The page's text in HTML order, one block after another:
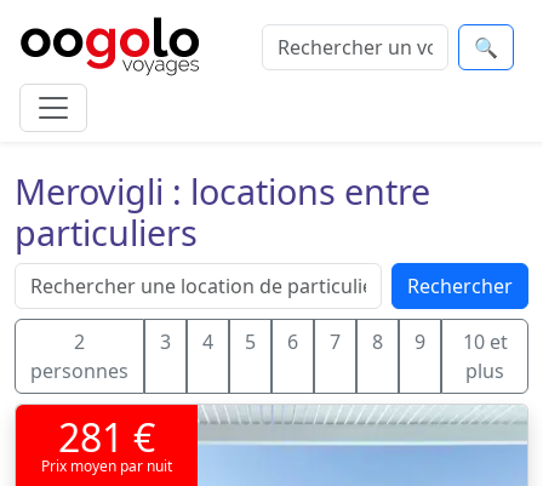
🔍
Merovigli : locations entre
particuliers
Rechercher
2
personnes
3 4 5 6 7 8 9
10 et
plus
281 €
Prix moyen par nuit